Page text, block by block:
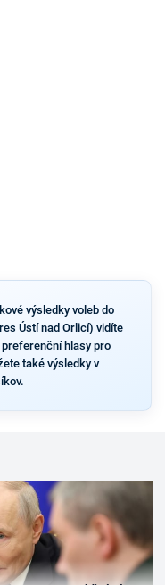
výsledky voleb do
Ústí nad Orlicí) vidíte
hlasy pro
také výsledky v